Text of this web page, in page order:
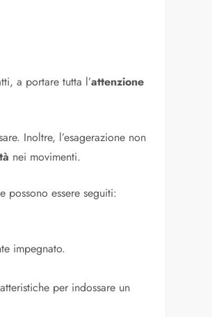
a portare tutta l’attenzione
Inoltre, l’esagerazione non
nei movimenti.
possono essere seguiti:
impegnato.
per indossare un